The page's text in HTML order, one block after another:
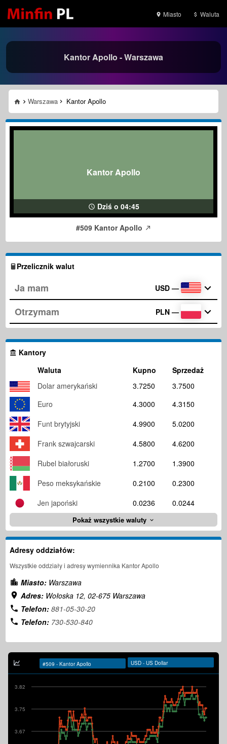
Miasto Waluta
Kantor Apollo - Warszawa
Warszawa Kantor Apollo
Kantor Apollo
Dziś o 04:45
#509 Kantor Apollo
Przelicznik walut
USD —
PLN —
Kantory
Waluta
Kupno
Sprzedaż
Dolar amerykański
3.7250
3.7500
Euro
4.3000
4.3150
Funt brytyjski
4.9900
5.0200
Frank szwajcarski
4.5800
4.6200
Rubel białoruski
1.2700
1.3900
Peso meksykańskie
0.2100
0.2300
Jen japoński
0.0236 0.0244
Pokaż wszystkie waluty
Adresy oddziałów:
Wszystkie oddziały i adresy wymiennika Kantor Apollo
Miasto: Warszawa
Adres: Wołoska 12, 02-675 Warszawa
Telefon: 881-05-30-20
Telefon: 730-530-840
3.67
3.75
3.82